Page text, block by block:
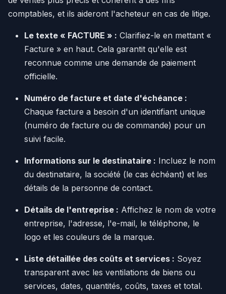
comptables, et ils aideront l'acheteur en cas de litige.
Le texte « FACTURE » : Clarifiez-le en mettant «
Facture » en haut. Cela garantit qu'elle est
reconnue comme une demande de paiement
officielle.
Numéro de facture et date d'échéance :
Chaque facture a besoin d'un identifiant unique
(numéro de facture ou de commande) pour un
suivi facile.
Informations sur le destinataire : Incluez le nom
du destinataire, la société (le cas échéant) et les
détails de la personne de contact.
Détails de l'entreprise : Affichez le nom de votre
entreprise, l'adresse, l'e-mail, le téléphone, le
logo et les couleurs de la marque.
Liste détaillée des coûts et services : Soyez
transparent avec les ventilations de biens ou
services, dates, quantités, coûts, taxes et total.